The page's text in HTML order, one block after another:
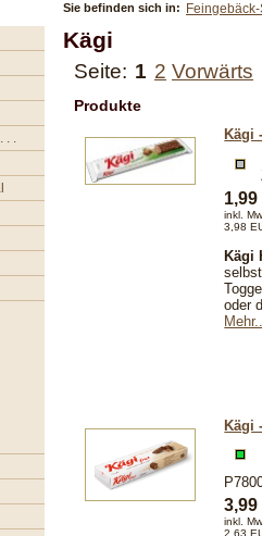
. .
Sie befinden sich in:
Kägi
Seite: 1 2 Vorwärts
Produkte
Kägi
inkl.
3,98
Kägi
oder
Kägi
3,99
inkl.